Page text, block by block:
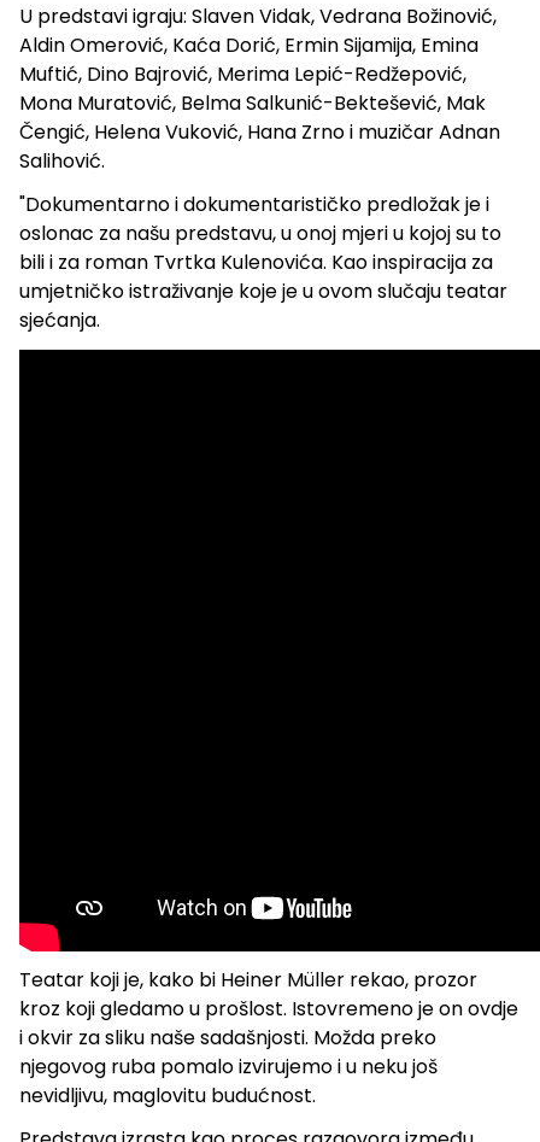
U predstavi igraju: Slaven Vidak, Vedrana Božinović,
Aldin Omerović, Kaća Dorić, Ermin Sijamija, Emina
Muftić, Dino Bajrović, Merima Lepić-Redžepović,
Mona Muratović, Belma Salkunić-Bektešević, Mak
Čengić, Helena Vuković, Hana Zrno i muzičar Adnan
Salihović.
"Dokumentarno i dokumentarističko predložak je i
oslonac za našu predstavu, u onoj mjeri u kojoj su to
bili i za roman Tvrtka Kulenovića. Kao inspiracija za
umjetničko istraživanje koje je u ovom slučaju teatar
sjećanja.
Teatar koji je, kako bi Heiner Müller rekao, prozor
kroz koji gledamo u prošlost. Istovremeno je on ovdje
i okvir za sliku naše sadašnjosti. Možda preko
njegovog ruba pomalo izvirujemo i u neku još
nevidljivu, maglovitu budućnost.